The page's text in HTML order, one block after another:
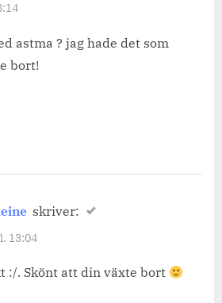
astma ? jag hade det som
bort!
skriver:
13:04
:/. Skönt att din växte bort